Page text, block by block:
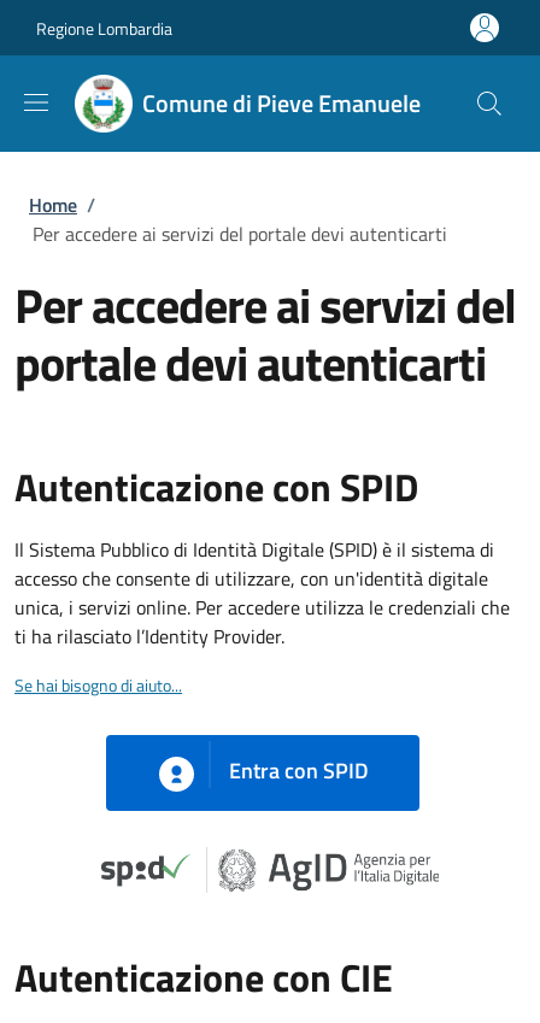
Regione Lombardia
Comune di Pieve Emanuele
Briciole di pane
Home /
Per accedere ai servizi del portale devi autenticarti
Per accedere ai servizi del
portale devi autenticarti
Autenticazione con SPID
Il Sistema Pubblico di Identità Digitale (SPID) è il sistema di
accesso che consente di utilizzare, con un'identità digitale
unica, i servizi online. Per accedere utilizza le credenziali che
ti ha rilasciato l’Identity Provider.
Se hai bisogno di aiuto...
Entra con SPID
Autenticazione con CIE